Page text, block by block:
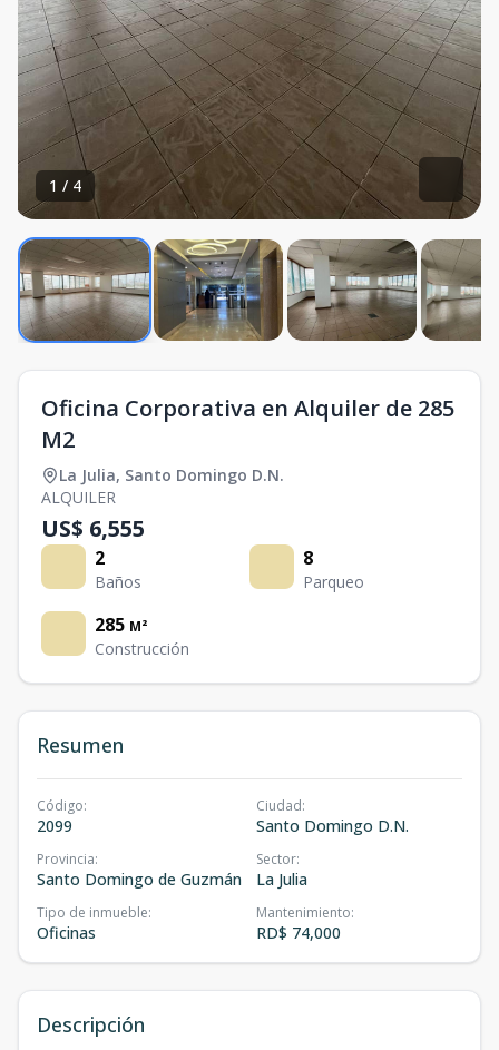
1 / 4
Oficina Corporativa en Alquiler de 285
M2
La Julia, Santo Domingo D.N.
ALQUILER
US$ 6,555
2
Baños
8
Parqueo
285 M²
Construcción
Resumen
Código:
2099
Ciudad:
Santo Domingo D.N.
Provincia:
Santo Domingo de Guzmán
Sector:
La Julia
Tipo de inmueble:
Oficinas
Mantenimiento:
RD$ 74,000
Descripción